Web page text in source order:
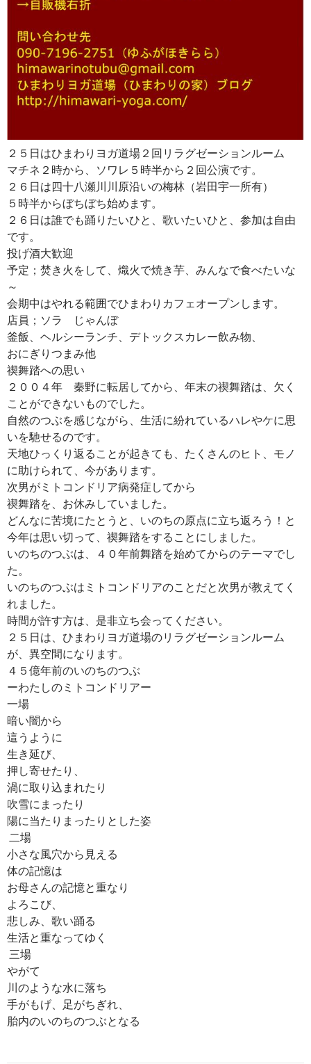
２５日はひまわりヨガ道場２回リラグゼーションルーム
マチネ２時から、ソワレ５時半から２回公演です。
２６日は四十八瀬川川原沿いの梅林（岩田宇一所有）
５時半からぼちぼち始めます。
２６日は誰でも踊りたいひと、歌いたいひと、参加は自由
です。
投げ酒大歓迎
予定；焚き火をして、熾火で焼き芋、みんなで食べたいな
～
会期中はやれる範囲でひまわりカフェオープンします。
店員；ソラ じゃんぼ
釜飯、ヘルシーランチ、デトックスカレー飲み物、
おにぎりつまみ他
禊舞踏への思い
２００４年 秦野に転居してから、年末の禊舞踏は、欠く
ことができないものでした。
自然のつぶを感じながら、生活に紛れているハレやケに思
いを馳せるのです。
天地ひっくり返ることが起きても、たくさんのヒト、モノ
に助けられて、今があります。
次男がミトコンドリア病発症してから
禊舞踏を、お休みしていました。
どんなに苦境にたとうと、いのちの原点に立ち返ろう！と
今年は思い切って、禊舞踏をすることにしました。
いのちのつぶは、４０年前舞踏を始めてからのテーマでし
た。
いのちのつぶはミトコンドリアのことだと次男が教えてく
れました。
時間が許す方は、是非立ち会ってください。
２５日は、ひまわりヨガ道場のリラグゼーションルーム
が、異空間になります。
４５億年前のいのちのつぶ
ーわたしのミトコンドリアー
一場
暗い闇から
這うように
生き延び、
押し寄せたり、
渦に取り込まれたり
吹雪にまったり
陽に当たりまったりとした姿
二場
小さな風穴から見える
体の記憶は
お母さんの記憶と重なり
よろこび、
悲しみ、歌い踊る
生活と重なってゆく
三場
やがて
川のような水に落ち
手がもげ、足がちぎれ、
胎内のいのちのつぶとなる